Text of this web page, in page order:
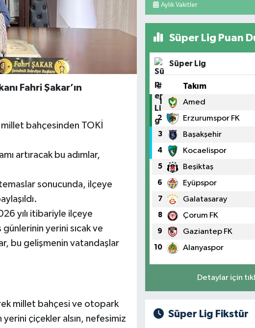
Fahri Şakar’ın
bahçesinden TOKİ
artıracak bu adımlar,
temaslar sonucunda, ilçeye
yılı itibariyle ilçeye
yerini sıcak ve
bu gelişmenin vatandaşlar
millet bahçesi ve otopark
çiçekler alsın, nefesimiz
Aylık Vakitler
Süper Lig Puan
Süper Lig
# Takım
1 Amed
2 Erzurumspor FK
3 Başakşehir
4 Kocaelispor
5 Beşiktaş
6 Eyüpspor
7 Galatasaray
8 Çorum FK
9 Gaziantep FK
10 Alanyaspor
Detaylar için
Süper Lig Fikstür